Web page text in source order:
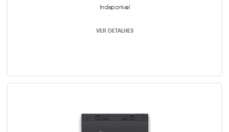
Indisponível
VER DETALHES